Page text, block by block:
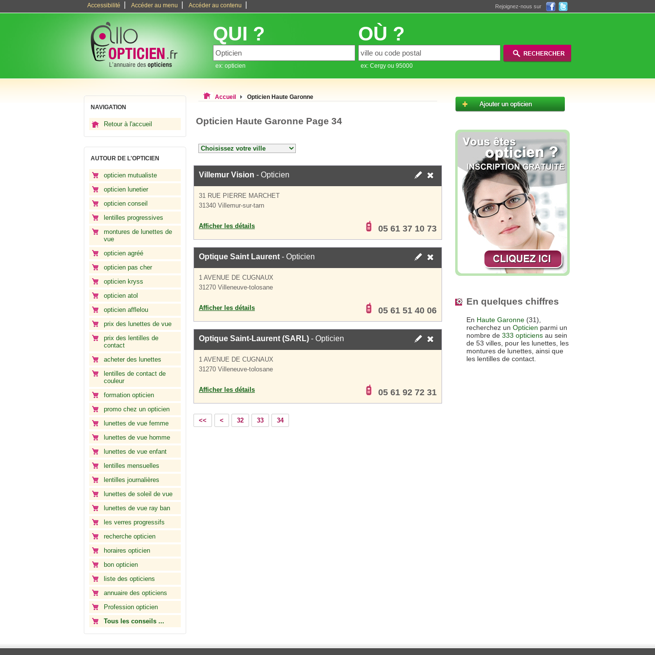
Accessibilité Accéder au menu Accéder au contenu Rejoignez-nous sur
QUI ?
ex: opticien
OÙ ?
ex: Cergy ou 95000
NAVIGATION
Retour à l'accueil
AUTOUR DE L'OPTICIEN
opticien mutualiste
opticien lunetier
opticien conseil
lentilles progressives
montures de lunettes de
vue
opticien agréé
opticien pas cher
opticien kryss
opticien atol
opticien afflelou
prix des lunettes de vue
prix des lentilles de
contact
acheter des lunettes
lentilles de contact de
couleur
formation opticien
promo chez un opticien
lunettes de vue femme
lunettes de vue homme
lunettes de vue enfant
lentilles mensuelles
lentilles journalières
lunettes de soleil de vue
lunettes de vue ray ban
les verres progressifs
recherche opticien
horaires opticien
bon opticien
liste des opticiens
annuaire des opticiens
Profession opticien
Tous les conseils ...
Accueil Opticien Haute Garonne
Opticien Haute Garonne Page 34
Villemur Vision - Opticien
31 RUE PIERRE MARCHET
31340 Villemur-sur-tarn
Afficher les détails 05 61 37 10 73
Optique Saint Laurent - Opticien
1 AVENUE DE CUGNAUX
31270 Villeneuve-tolosane
Afficher les détails 05 61 51 40 06
Optique Saint-Laurent (SARL) - Opticien
1 AVENUE DE CUGNAUX
31270 Villeneuve-tolosane
Afficher les détails 05 61 92 72 31
<< < 32 33 34
En quelques chiffres
En Haute Garonne (31),
recherchez un Opticien parmi un
nombre de 333 opticiens au sein
de 53 villes, pour les lunettes, les
montures de lunettes, ainsi que
les lentilles de contact.